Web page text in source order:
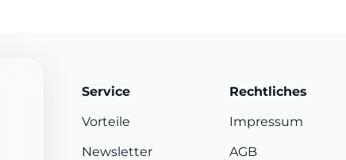
Service
Vorteile
Newsletter
Rechtliches
Impressum
AGB